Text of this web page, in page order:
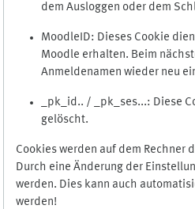
dem Ausloggen oder dem
MoodleID: Dieses Cookie
Moodle erhalten. Beim
Anmeldenamen wieder neu
_pk_id.. / _pk_ses...: Diese
gelöscht.
Cookies werden auf dem Rechner
Durch eine Änderung der
werden. Dies kann auch
werden!